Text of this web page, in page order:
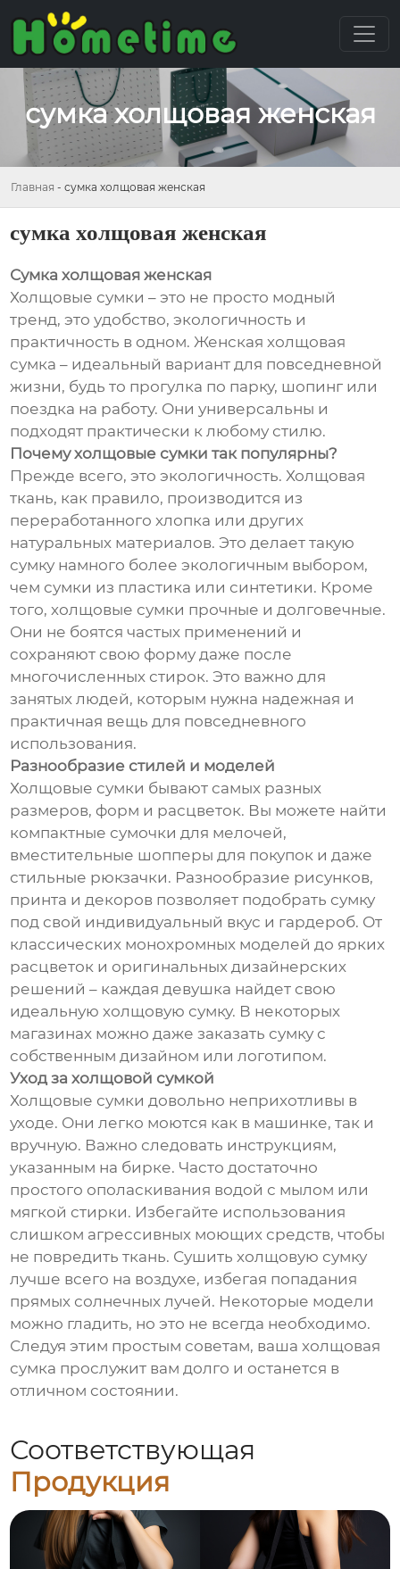
сумка холщовая женская
Главная - сумка холщовая женская
сумка холщовая женская
Сумка холщовая женская
Холщовые сумки – это не просто модный
тренд, это удобство, экологичность и
практичность в одном. Женская холщовая
сумка – идеальный вариант для повседневной
жизни, будь то прогулка по парку, шопинг или
поездка на работу. Они универсальны и
подходят практически к любому стилю.
Почему холщовые сумки так популярны?
Прежде всего, это экологичность. Холщовая
ткань, как правило, производится из
переработанного хлопка или других
натуральных материалов. Это делает такую
сумку намного более экологичным выбором,
чем сумки из пластика или синтетики. Кроме
того, холщовые сумки прочные и долговечные.
Они не боятся частых применений и
сохраняют свою форму даже после
многочисленных стирок. Это важно для
занятых людей, которым нужна надежная и
практичная вещь для повседневного
использования.
Разнообразие стилей и моделей
Холщовые сумки бывают самых разных
размеров, форм и расцветок. Вы можете найти
компактные сумочки для мелочей,
вместительные шопперы для покупок и даже
стильные рюкзачки. Разнообразие рисунков,
принта и декоров позволяет подобрать сумку
под свой индивидуальный вкус и гардероб. От
классических монохромных моделей до ярких
расцветок и оригинальных дизайнерских
решений – каждая девушка найдет свою
идеальную холщовую сумку. В некоторых
магазинах можно даже заказать сумку с
собственным дизайном или логотипом.
Уход за холщовой сумкой
Холщовые сумки довольно неприхотливы в
уходе. Они легко моются как в машинке, так и
вручную. Важно следовать инструкциям,
указанным на бирке. Часто достаточно
простого ополаскивания водой с мылом или
мягкой стирки. Избегайте использования
слишком агрессивных моющих средств, чтобы
не повредить ткань. Сушить холщовую сумку
лучше всего на воздухе, избегая попадания
прямых солнечных лучей. Некоторые модели
можно гладить, но это не всегда необходимо.
Следуя этим простым советам, ваша холщовая
сумка прослужит вам долго и останется в
отличном состоянии.
Соответствующая
Продукция